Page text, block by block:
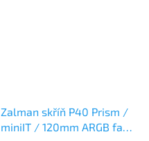
Zalman skříň P40 Prism /
miniIT / 120mm ARGB fan